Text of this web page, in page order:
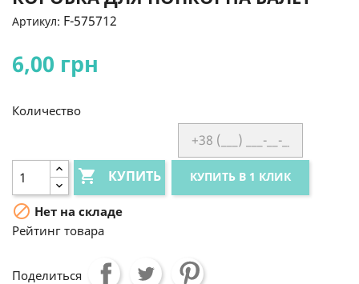
Артикул: F-575712
6,00 грн
Количество
 КУПИТЬ КУПИТЬ В 1 КЛИК
 Нет на складе
Рейтинг товара
Поделиться